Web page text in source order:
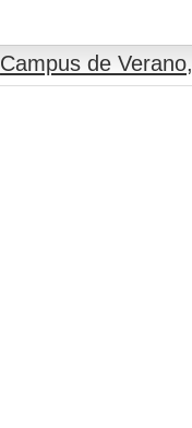
Campus de Verano,